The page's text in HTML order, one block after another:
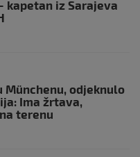
kapetan iz Sarajeva
Münchenu, odjeknulo
Ima žrtava,
terenu